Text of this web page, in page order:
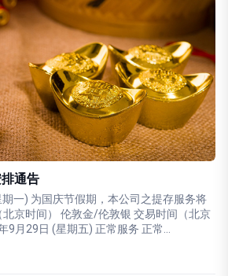
通告
一) 为国庆节假期，本公司之提存服务将
京时间） 伦敦金/伦敦银 交易时间（北京
9月29日 (星期五) 正常服务 正常...